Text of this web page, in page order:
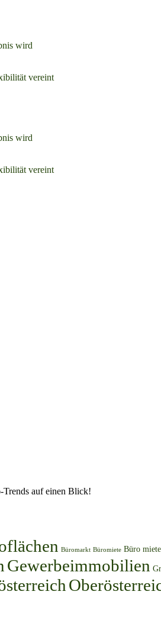
wird
vereint
wird
vereint
Trends auf einen Blick!
Büromarkt Büromiete Büro
Gewerbeimmobilien